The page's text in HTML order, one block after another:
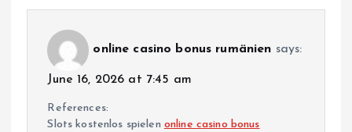
online casino bonus rumänien says:
June 16, 2026 at 7:45 am
References:
Slots kostenlos spielen online casino bonus